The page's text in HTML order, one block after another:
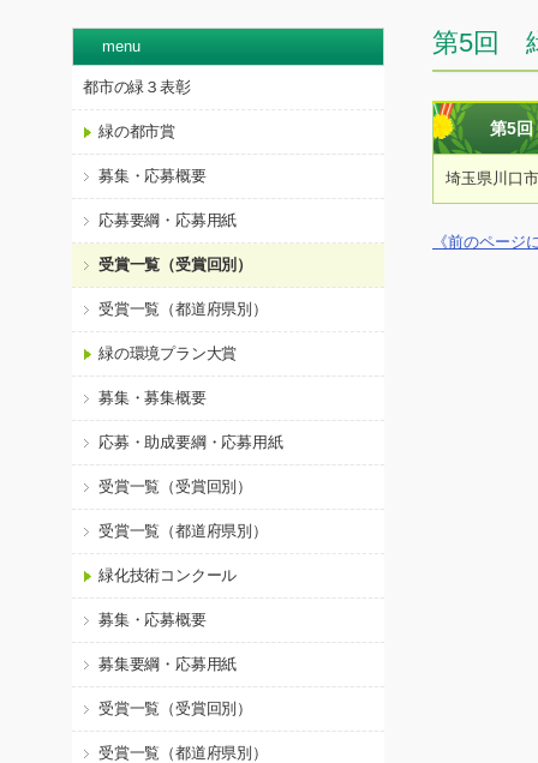
第5回
第5
埼玉県川口市
《前のページ
menu
都市の緑３表彰
緑の都市賞
募集・応募概要
応募要綱・応募用紙
受賞一覧（受賞回別）
受賞一覧（都道府県別）
緑の環境プラン大賞
募集・募集概要
応募・助成要綱・応募用紙
受賞一覧（受賞回別）
受賞一覧（都道府県別）
緑化技術コンクール
募集・応募概要
募集要綱・応募用紙
受賞一覧（受賞回別）
受賞一覧（都道府県別）